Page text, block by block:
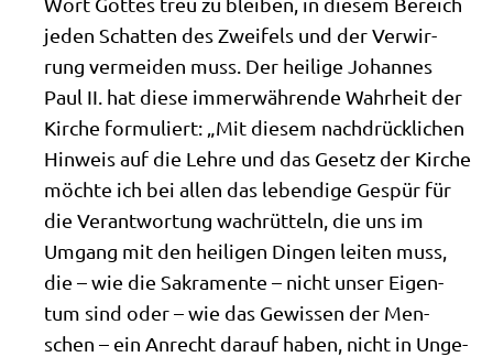
jeden Schat­ten des Zwei­fels und der Ver­wir­
rung ver­mei­den muss. Der hei­li­ge Johan­nes
Paul II. hat die­se immer­wäh­ren­de Wahr­heit der
Kir­che for­mu­liert: „Mit die­sem nach­drück­li­chen
Hin­weis auf die Leh­re und das Gesetz der Kir­che
möch­te ich bei allen das leben­di­ge Gespür für
die Ver­ant­wor­tung wach­rüt­teln, die uns im
Umgang mit den hei­li­gen Din­gen lei­ten muss,
die – wie die Sakra­men­te – nicht unser Eigen­
tum sind oder – wie das Gewis­sen der Men­
schen – ein Anrecht dar­auf haben, nicht in Unge­